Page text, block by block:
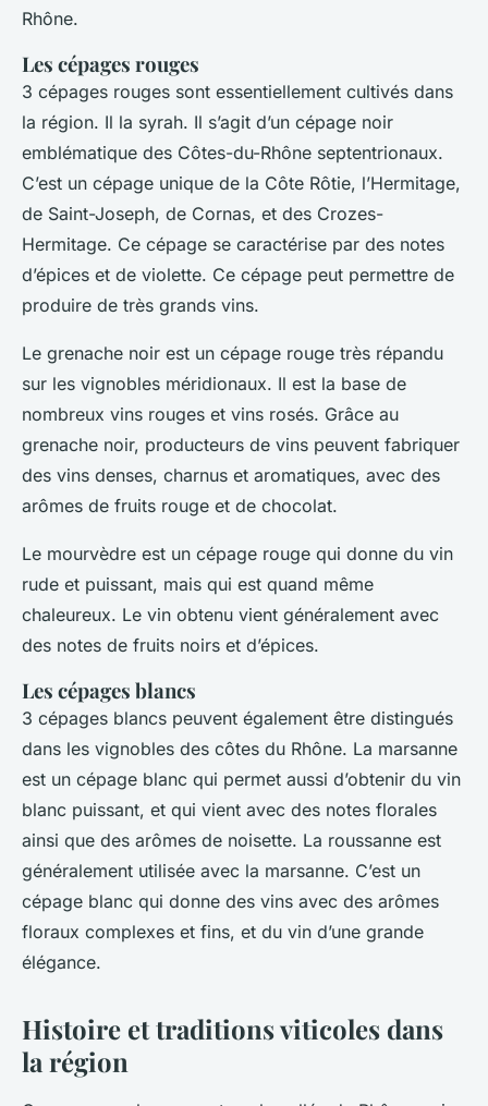
Rhône.
Les cépages rouges
3 cépages rouges sont essentiellement cultivés dans
la région. Il la syrah. Il s’agit d’un cépage noir
emblématique des Côtes-du-Rhône septentrionaux.
C’est un cépage unique de la Côte Rôtie, l’Hermitage,
de Saint-Joseph, de Cornas, et des Crozes-
Hermitage. Ce cépage se caractérise par des notes
d’épices et de violette. Ce cépage peut permettre de
produire de très grands vins.
Le grenache noir est un cépage rouge très répandu
sur les vignobles méridionaux. Il est la base de
nombreux vins rouges et vins rosés. Grâce au
grenache noir, producteurs de vins peuvent fabriquer
des vins denses, charnus et aromatiques, avec des
arômes de fruits rouge et de chocolat.
Le mourvèdre est un cépage rouge qui donne du vin
rude et puissant, mais qui est quand même
chaleureux. Le vin obtenu vient généralement avec
des notes de fruits noirs et d’épices.
Les cépages blancs
3 cépages blancs peuvent également être distingués
dans les vignobles des côtes du Rhône. La marsanne
est un cépage blanc qui permet aussi d’obtenir du vin
blanc puissant, et qui vient avec des notes florales
ainsi que des arômes de noisette. La roussanne est
généralement utilisée avec la marsanne. C’est un
cépage blanc qui donne des vins avec des arômes
floraux complexes et fins, et du vin d’une grande
élégance.
Histoire et traditions viticoles dans
la région